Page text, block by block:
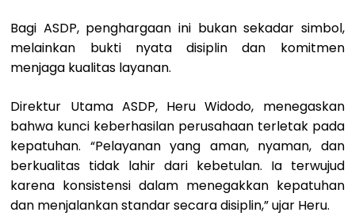
Bagi ASDP, penghargaan ini bukan sekadar simbol,
melainkan bukti nyata disiplin dan komitmen
menjaga kualitas layanan.
Direktur Utama ASDP, Heru Widodo, menegaskan
bahwa kunci keberhasilan perusahaan terletak pada
kepatuhan. “Pelayanan yang aman, nyaman, dan
berkualitas tidak lahir dari kebetulan. Ia terwujud
karena konsistensi dalam menegakkan kepatuhan
dan menjalankan standar secara disiplin,” ujar Heru.